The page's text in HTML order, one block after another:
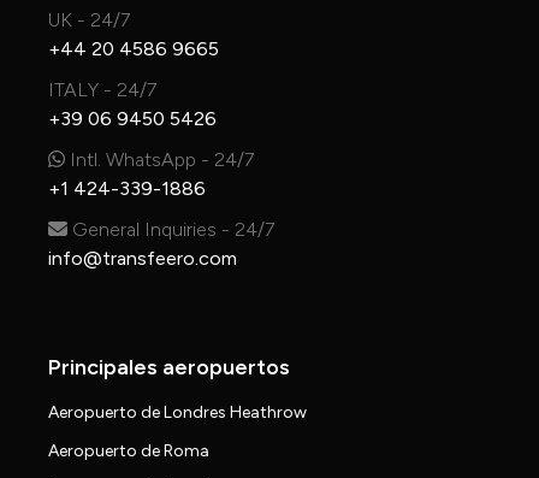
UK - 24/7
+44 20 4586 9665
ITALY - 24/7
+39 06 9450 5426
Intl. WhatsApp - 24/7
+1 424-339-1886
General Inquiries - 24/7
info@transfeero.com
Principales aeropuertos
Aeropuerto de Londres Heathrow
Aeropuerto de Roma